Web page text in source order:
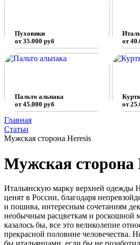
Пуховики
от 35.000 руб
от
Пальто альпака
от 45.000 руб
от
Главная
Статьи
Мужская сторона Heresis
Мужская сторона
Итальянскую марку верхней одежды
ценят в России, благодаря
и пошива, интересным сочетаниям
необычным расцветкам и роскошной
казалось бы, все это великолепие
прекрасной половине человечества.